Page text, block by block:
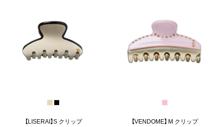
【LISERAI】S クリップ 【VENDOME】 M クリップ